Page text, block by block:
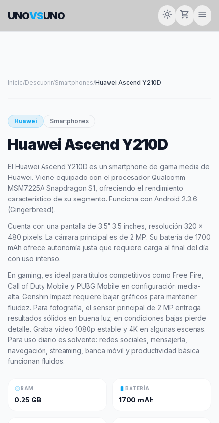
UNOVSUNO light_mode shopping_cart menu
Inicio/Descubrir/Smartphones/Huawei Ascend Y210D
smartphone
HUAWEI
Huawei Smartphones
Huawei Ascend Y210D
El Huawei Ascend Y210D es un smartphone de gama media de
Huawei. Viene equipado con el procesador Qualcomm
MSM7225A Snapdragon S1, ofreciendo el rendimiento
característico de su segmento. Funciona con Android 2.3.6
(Gingerbread).
Cuenta con una pantalla de 3.5″ 3.5 inches, resolución 320 x
480 pixels. La cámara principal es de 2 MP. Su batería de 1700
mAh ofrece autonomía justa que requiere carga al final del día
con uso intenso.
En gaming, es ideal para títulos competitivos como Free Fire,
Call of Duty Mobile y PUBG Mobile en configuración media-
alta. Genshin Impact requiere bajar gráficos para mantener
fluidez. Para fotografía, el sensor principal de 2 MP entrega
resultados sólidos en buena luz; en condiciones bajas pierde
detalle. Graba video 1080p estable y 4K en algunas escenas.
Para uso diario es solvente: redes sociales, mensajería,
navegación, streaming, banca móvil y productividad básica
funcionan fluidos.
memoryRAM
0.25 GB
battery_full BATERÍA
1700 mAh